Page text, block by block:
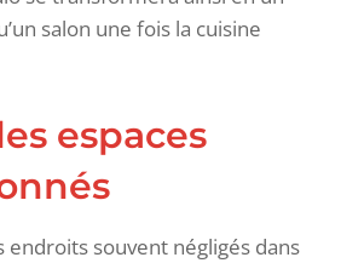
salon une fois la cuisine
espaces
endroits souvent négligés dans